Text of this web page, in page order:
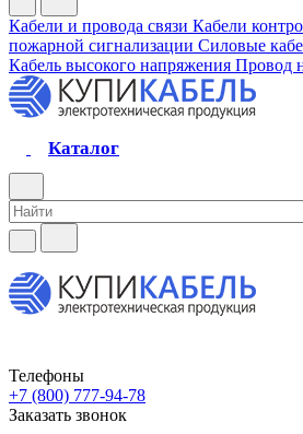
Кабели и провода связи Кабели
пожарной сигнализации Силовые
Кабель высокого напряжения Провод
Каталог
Телефоны
+7 (800) 777-94-78
Заказать звонок